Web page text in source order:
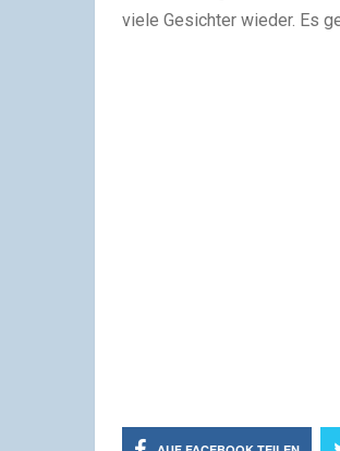
viele Gesichter wieder. Es